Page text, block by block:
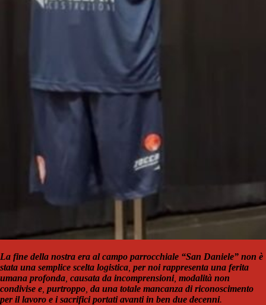
La fine della nostra era al campo parrocchiale “San Daniele” non è
stata una semplice scelta logistica per noi rappresenta una ferita
umana profonda causata da incomprensioni, modalità non
condivise e purtroppo da una totale mancanza di riconoscimento
per il lavoro e i sacrifici portati avanti in ben due decenni.